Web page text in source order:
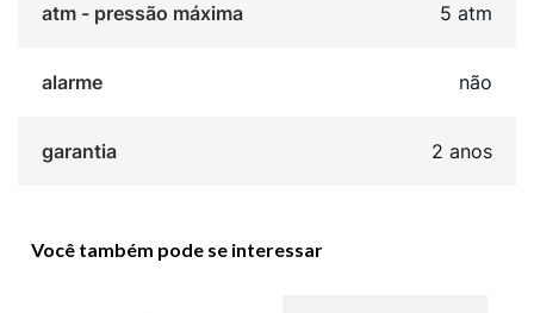
atm - pressão máxima 5 atm
alarme não
garantia 2 anos
Você também pode se interessar